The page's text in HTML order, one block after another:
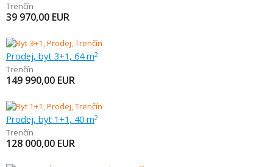
Trenčín
39 970,00 EUR
Prodej, byt 3+1, 64 m2
Trenčín
149 990,00 EUR
Prodej, byt 1+1, 40 m2
Trenčín
128 000,00 EUR